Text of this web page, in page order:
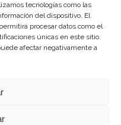
tecnologías como las
del dispositivo. El
procesar datos como el
únicas en este sitio.
afectar negativamente a
de Canarias
gastos del Instituto Canario de